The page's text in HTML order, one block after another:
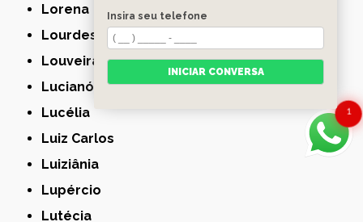
Lorena
Lourdes
Louveira
Lucianópolis
Lucélia
Luiz Carlos
Luiziânia
Lupércio
Lutécia
1
Insira seu telefone
INICIAR CONVERSA